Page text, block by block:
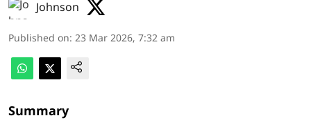
Johnson
Published on: 23 Mar 2026, 7:32 am
Summary